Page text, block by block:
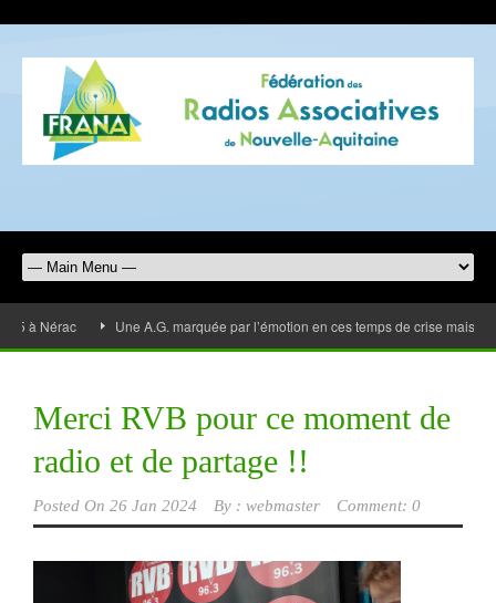
Nérac Une A.G. marquée par l’émotion en ces temps de crise mais les
Merci RVB pour ce moment de
radio et de partage !!
Posted On 26 Jan 2024 By : webmaster Comment: 0